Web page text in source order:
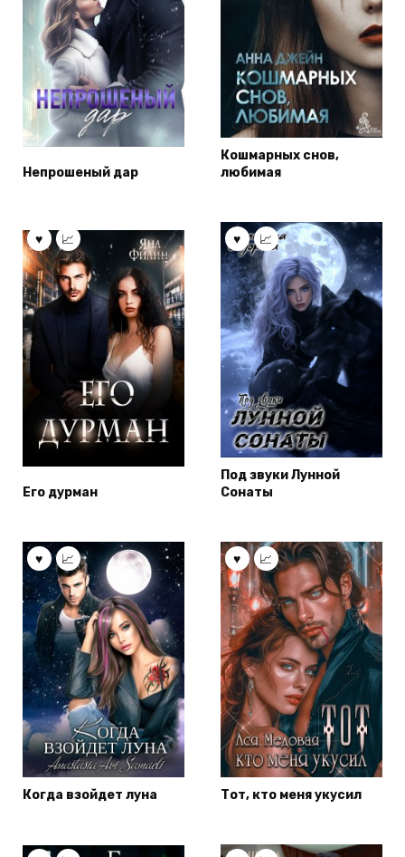
Непрошеный дар
Кошмарных снов,
любимая
Его дурман
Под звуки Лунной
Сонаты
Когда взойдет луна Тот, кто меня укусил